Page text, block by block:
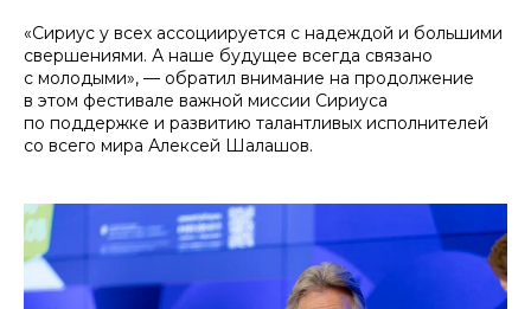
«Сириус у всех ассоциируется с надеждой и большими
свершениями. А наше будущее всегда связано
с молодыми», — обратил внимание на продолжение
в этом фестивале важной миссии Сириуса
по поддержке и развитию талантливых исполнителей
со всего мира Алексей Шалашов.